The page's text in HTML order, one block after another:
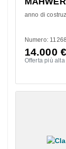
anno di
Numero:
14.000 €
Offerta più alta